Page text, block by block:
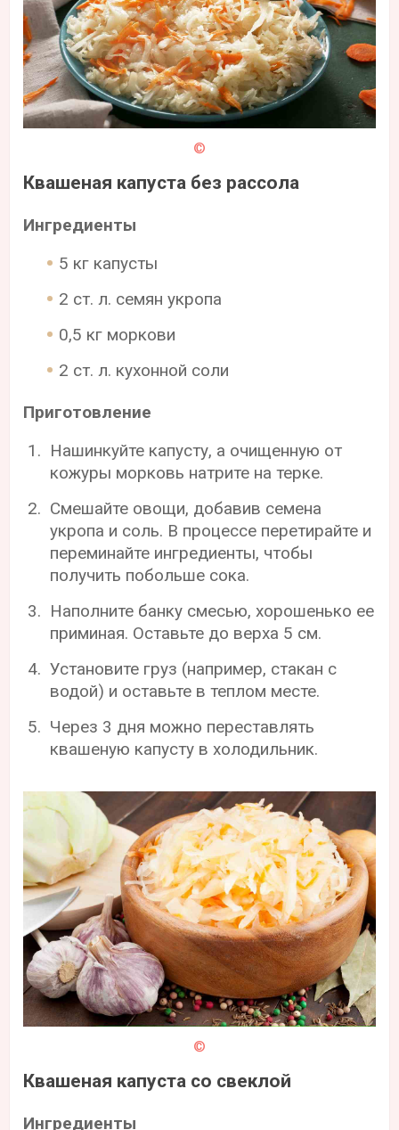
©
Квашеная капуста без рассола
Ингредиенты
5 кг капусты
2 ст. л. семян укропа
0,5 кг моркови
2 ст. л. кухонной соли
Приготовление
Нашинкуйте капусту, а очищенную от
кожуры морковь натрите на терке.
Смешайте овощи, добавив семена
укропа и соль. В процессе перетирайте и
переминайте ингредиенты, чтобы
получить побольше сока.
Наполните банку смесью, хорошенько ее
приминая. Оставьте до верха 5 см.
Установите груз (например, стакан с
водой) и оставьте в теплом месте.
Через 3 дня можно переставлять
квашеную капусту в холодильник.
©
Квашеная капуста со свеклой
Ингредиенты